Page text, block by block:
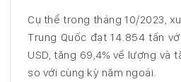
Cụ thể trong tháng 10/2023,
Trung Quốc đạt 14.854 tấn
USD, tăng 69,4% về lượng và
so với cùng kỳ năm ngoái.